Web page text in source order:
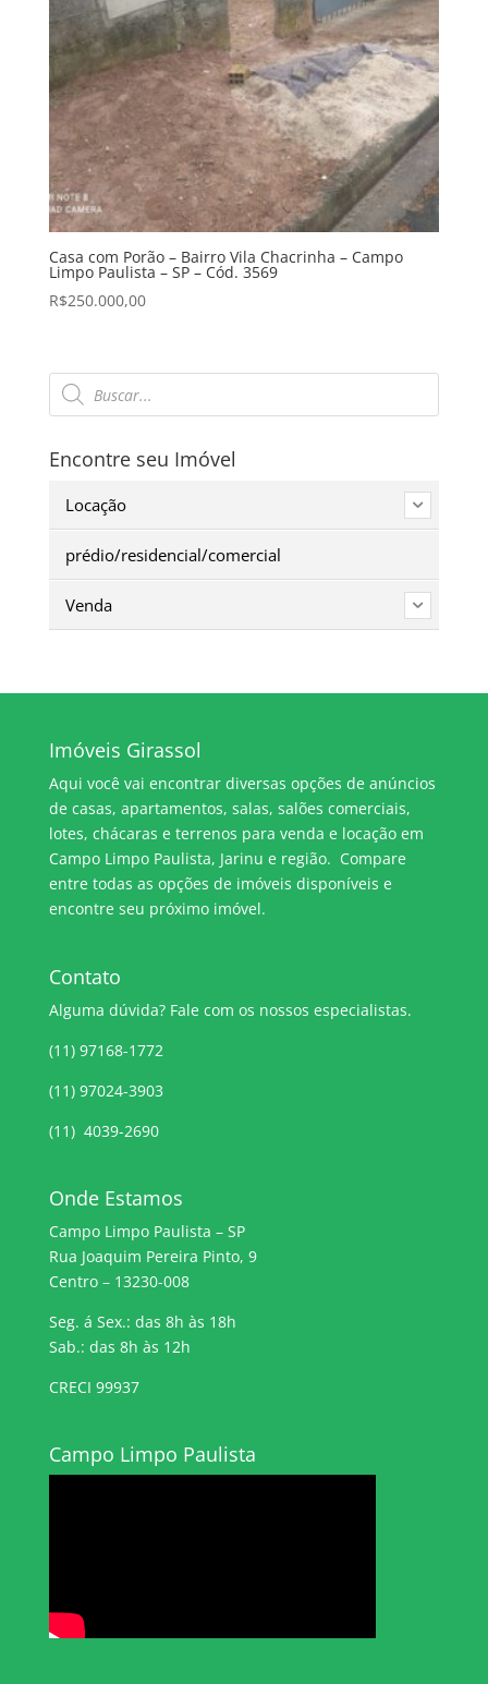
Casa com Porão – Bairro Vila Chacrinha – Campo
Limpo Paulista – SP – Cód. 3569
R$250.000,00
Pesquisar
produtos
Encontre seu Imóvel
Locação
prédio/residencial/comercial
Venda
Imóveis Girassol
Aqui você vai encontrar diversas opções de anúncios
de casas, apartamentos, salas, salões comerciais,
lotes, chácaras e terrenos para venda e locação em
Campo Limpo Paulista, Jarinu e região. Compare
entre todas as opções de imóveis disponíveis e
encontre seu próximo imóvel.
Contato
Alguma dúvida? Fale com os nossos especialistas.
(11) 97168-1772
(11) 97024-3903
(11) 4039-2690
Onde Estamos
Campo Limpo Paulista – SP
Rua Joaquim Pereira Pinto, 9
Centro – 13230-008
Seg. á Sex.: das 8h às 18h
Sab.: das 8h às 12h
CRECI 99937
Campo Limpo Paulista